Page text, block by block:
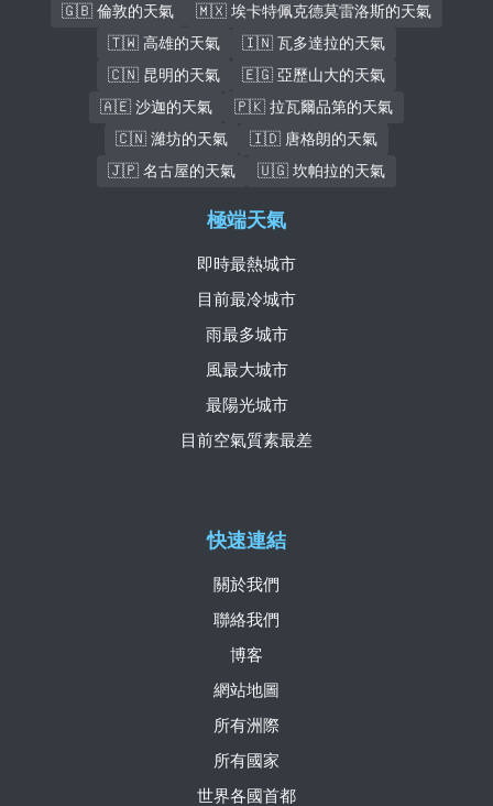
🇬🇧 倫敦的天氣
🇲🇽 埃卡特佩克德莫雷洛斯的天氣
🇹🇼 高雄的天氣
🇮🇳 瓦多達拉的天氣
🇨🇳 昆明的天氣
🇪🇬 亞歷山大的天氣
🇦🇪 沙迦的天氣
🇵🇰 拉瓦爾品第的天氣
🇨🇳 濰坊的天氣
🇮🇩 唐格朗的天氣
🇯🇵 名古屋的天氣
🇺🇬 坎帕拉的天氣
快速連結
關於我們
聯絡我們
博客
網站地圖
所有洲際
所有國家
世界各國首都
極端天氣
即時最熱城市
目前最冷城市
雨最多城市
風最大城市
最陽光城市
目前空氣質素最差